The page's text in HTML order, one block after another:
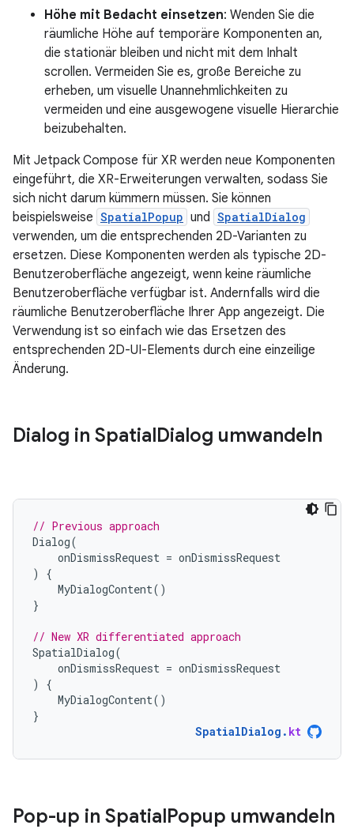
Höhe mit Bedacht einsetzen: Wenden Sie die
räumliche Höhe auf temporäre Komponenten an,
die stationär bleiben und nicht mit dem Inhalt
scrollen. Vermeiden Sie es, große Bereiche zu
erheben, um visuelle Unannehmlichkeiten zu
vermeiden und eine ausgewogene visuelle Hierarchie
beizubehalten.
Mit Jetpack Compose für XR werden neue Komponenten
eingeführt, die XR-Erweiterungen verwalten, sodass Sie
sich nicht darum kümmern müssen. Sie können
beispielsweise SpatialPopup und SpatialDialog
verwenden, um die entsprechenden 2D-Varianten zu
ersetzen. Diese Komponenten werden als typische 2D-
Benutzeroberfläche angezeigt, wenn keine räumliche
Benutzeroberfläche verfügbar ist. Andernfalls wird die
räumliche Benutzeroberfläche Ihrer App angezeigt. Die
Verwendung ist so einfach wie das Ersetzen des
entsprechenden 2D-UI-Elements durch eine einzeilige
Änderung.
Dialog in SpatialDialog umwandeln
// Previous approach
Dialog(
onDismissRequest = onDismissRequest
)
{
MyDialogContent()
}
// New XR differentiated approach
SpatialDialog(
onDismissRequest = onDismissRequest
)
{
MyDialogContent()
}
SpatialDialog . kt
Pop-up in SpatialPopup umwandeln